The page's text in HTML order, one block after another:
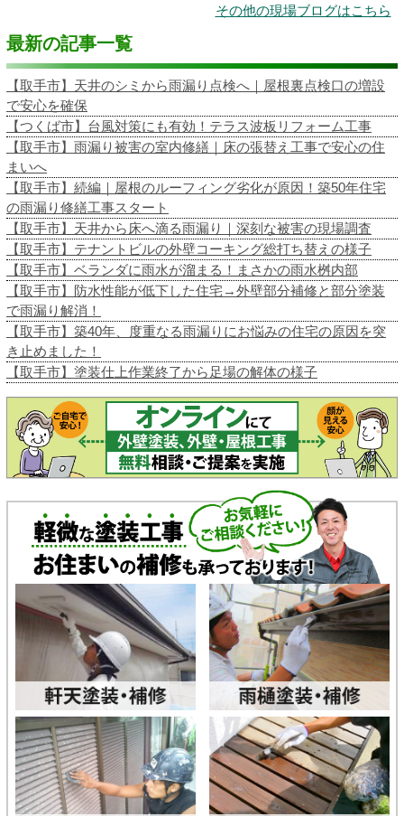
その他の現場ブログはこちら
最新の記事一覧
【取手市】天井のシミから雨漏り点検へ｜屋根裏点検口の増設
で安心を確保
【つくば市】台風対策にも有効！テラス波板リフォーム工事
【取手市】雨漏り被害の室内修繕｜床の張替え工事で安心の住
まいへ
【取手市】続編｜屋根のルーフィング劣化が原因！築50年住宅
の雨漏り修繕工事スタート
【取手市】天井から床へ滴る雨漏り｜深刻な被害の現場調査
【取手市】テナントビルの外壁コーキング総打ち替えの様子
【取手市】ベランダに雨水が溜まる！まさかの雨水桝内部
【取手市】防水性能が低下した住宅→外壁部分補修と部分塗装
で雨漏り解消！
【取手市】築40年、度重なる雨漏りにお悩みの住宅の原因を突
き止めました！
【取手市】塗装仕上作業終了から足場の解体の様子